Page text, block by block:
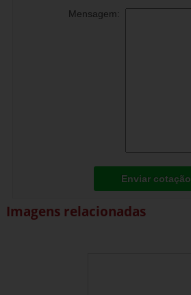
Mensagem:
Enviar cotação
Imagens relacionadas